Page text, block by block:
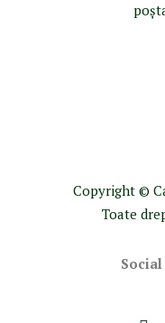
Copyright ©
Toate